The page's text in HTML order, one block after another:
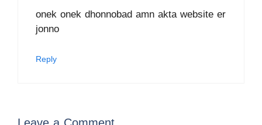
onek onek dhonnobad amn akta website er
jonno
Reply